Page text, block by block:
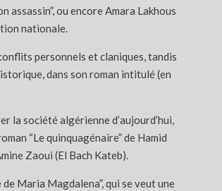
ou encore Amara Lakhous
nationale.
personnels et claniques, tandis
dans son roman intitulé (en
la société algérienne d’aujourd’hui,
“Le quinquagénaire” de Hamid
Zaoui (El Bach Kateb).
Maria Magdalena”, qui se veut une